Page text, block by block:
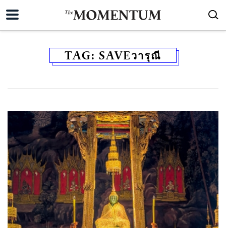
TAG: SAVEวารุณี